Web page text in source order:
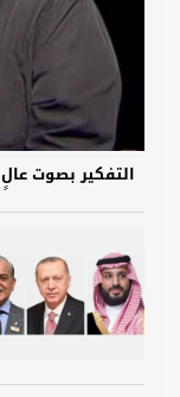
التفكير بصوت عالٍ